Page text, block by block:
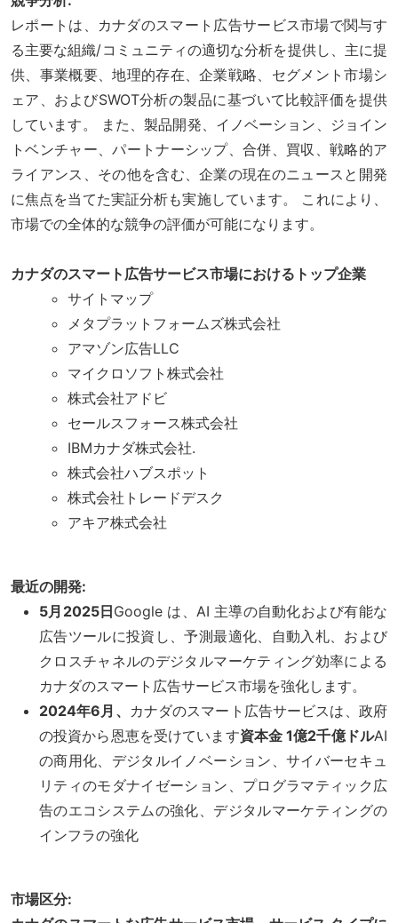
レポートは、カナダのスマート広告サービス市場で関与す
る主要な組織/コミュニティの適切な分析を提供し、主に提
供、事業概要、地理的存在、企業戦略、セグメント市場シ
ェア、およびSWOT分析の製品に基づいて比較評価を提供
しています。 また、製品開発、イノベーション、ジョイン
トベンチャー、パートナーシップ、合併、買収、戦略的ア
ライアンス、その他を含む、企業の現在のニュースと開発
に焦点を当てた実証分析も実施しています。 これにより、
市場での全体的な競争の評価が可能になります。
カナダのスマート広告サービス市場におけるトップ企業
サイトマップ
メタプラットフォームズ株式会社
アマゾン広告LLC
マイクロソフト株式会社
株式会社アドビ
セールスフォース株式会社
IBMカナダ株式会社.
株式会社ハブスポット
株式会社トレードデスク
アキア株式会社
最近の開発:
5月2025日Google は、AI 主導の自動化および有能な
広告ツールに投資し、予測最適化、自動入札、および
クロスチャネルのデジタルマーケティング効率による
カナダのスマート広告サービス市場を強化します。
2024年6月、
カナダのスマート広告サービスは、政府
の投資から恩恵を受けています資本金 1億2千億ドルAI
の商用化、デジタルイノベーション、サイバーセキュ
リティのモダナイゼーション、プログラマティック広
告のエコシステムの強化、デジタルマーケティングの
インフラの強化
市場区分: